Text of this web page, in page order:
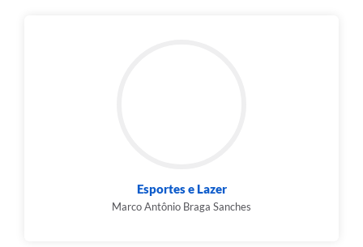
Esportes e Lazer
Marco Antônio Braga Sanches